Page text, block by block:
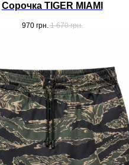
Сорочка TIGER MIAMI
970 грн. 1 670 грн.